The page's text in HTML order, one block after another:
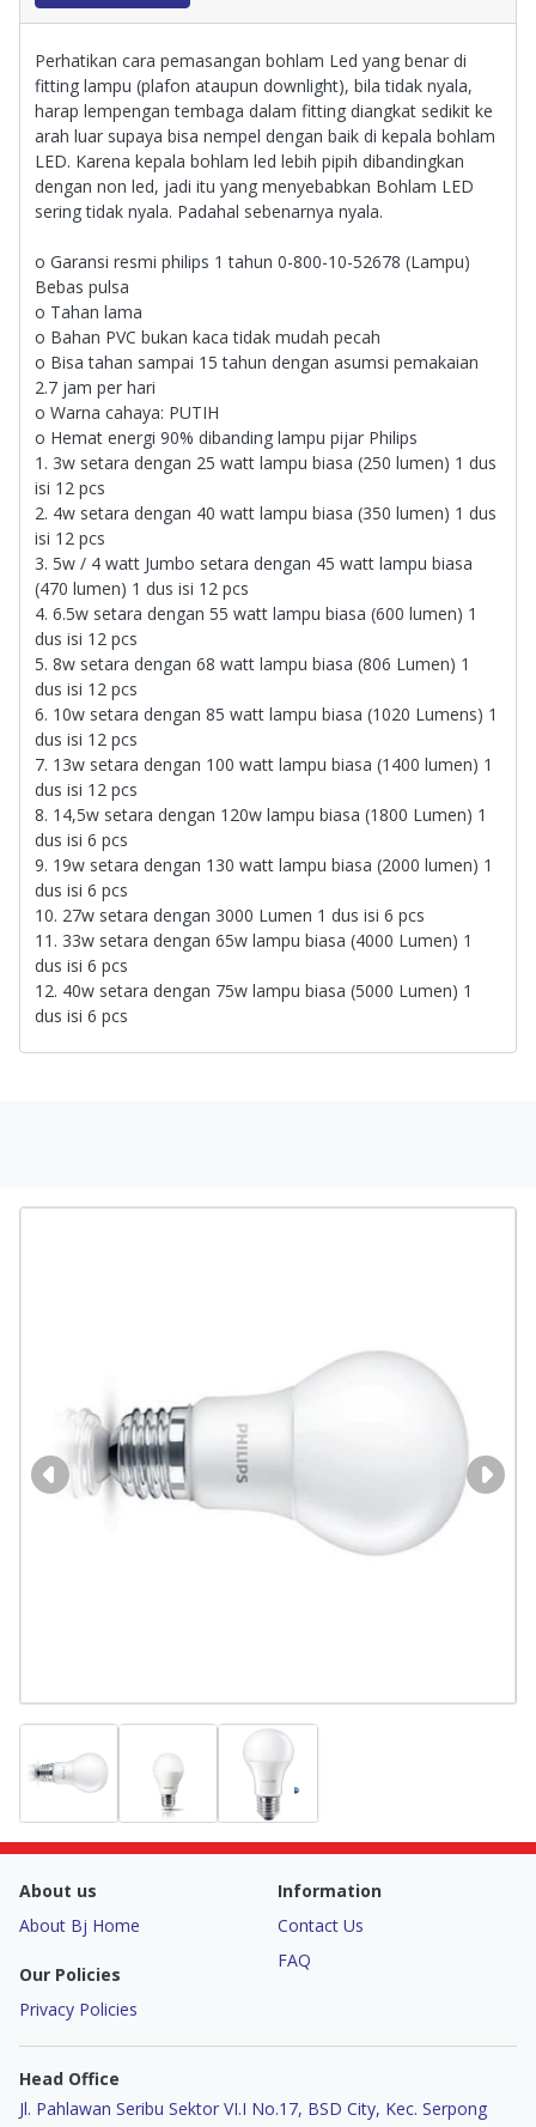
Perhatikan cara pemasangan bohlam Led yang benar di
fitting lampu (plafon ataupun downlight), bila tidak nyala,
harap lempengan tembaga dalam fitting diangkat sedikit ke
arah luar supaya bisa nempel dengan baik di kepala bohlam
LED. Karena kepala bohlam led lebih pipih dibandingkan
dengan non led, jadi itu yang menyebabkan Bohlam LED
sering tidak nyala. Padahal sebenarnya nyala.
o Garansi resmi philips 1 tahun 0-800-10-52678 (Lampu)
Bebas pulsa
o Tahan lama
o Bahan PVC bukan kaca tidak mudah pecah
o Bisa tahan sampai 15 tahun dengan asumsi pemakaian
2.7 jam per hari
o Warna cahaya: PUTIH
o Hemat energi 90% dibanding lampu pijar Philips
1. 3w setara dengan 25 watt lampu biasa (250 lumen) 1 dus
isi 12 pcs
2. 4w setara dengan 40 watt lampu biasa (350 lumen) 1 dus
isi 12 pcs
3. 5w / 4 watt Jumbo setara dengan 45 watt lampu biasa
(470 lumen) 1 dus isi 12 pcs
4. 6.5w setara dengan 55 watt lampu biasa (600 lumen) 1
dus isi 12 pcs
5. 8w setara dengan 68 watt lampu biasa (806 Lumen) 1
dus isi 12 pcs
6. 10w setara dengan 85 watt lampu biasa (1020 Lumens) 1
dus isi 12 pcs
7. 13w setara dengan 100 watt lampu biasa (1400 lumen) 1
dus isi 12 pcs
8. 14,5w setara dengan 120w lampu biasa (1800 Lumen) 1
dus isi 6 pcs
9. 19w setara dengan 130 watt lampu biasa (2000 lumen) 1
dus isi 6 pcs
10. 27w setara dengan 3000 Lumen 1 dus isi 6 pcs
11. 33w setara dengan 65w lampu biasa (4000 Lumen) 1
dus isi 6 pcs
12. 40w setara dengan 75w lampu biasa (5000 Lumen) 1
dus isi 6 pcs
About us
About Bj Home
Our Policies
Privacy Policies
Information
Contact Us
FAQ
Head Office
Jl. Pahlawan Seribu Sektor VI.I No.17, BSD City, Kec. Serpong